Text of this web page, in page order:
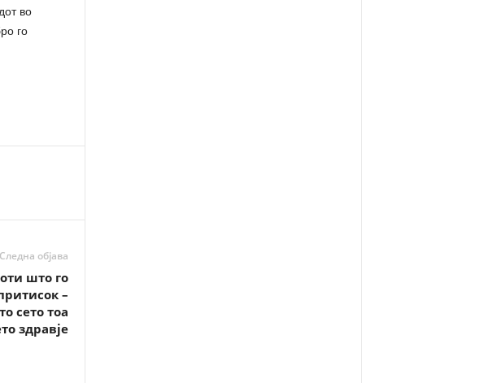
во
го
Следна објава
што го
–
сето тоа
здравје